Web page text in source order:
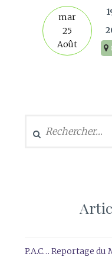
mar
25
Août
P.A.C… Reportage